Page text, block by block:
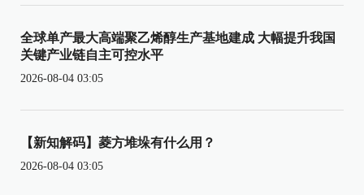
全球单产最大高端聚乙烯醇生产基地建成 大幅提升我国
关键产业链自主可控水平
2026-08-04 03:05
【新知解码】菱方堆垛有什么用？
2026-08-04 03:05